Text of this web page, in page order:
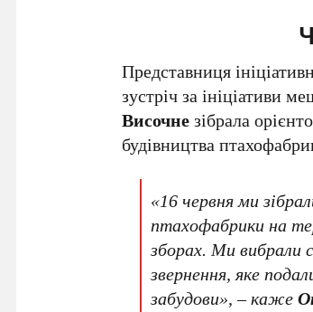
Представниця
зустріч за ініціативи
Височнезібрала
будівництва
«16 червня ми
птахофабрики на
зборах. Ми вибрали
звернення, яке
забудови», – каже